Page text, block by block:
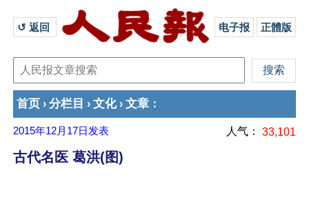
↺ 返回 电子报 正體版
首页 › 分栏目 › 文化› 文章 ：
2015年12月17日 发表 人气： 33,101
古代名医 葛洪(图)